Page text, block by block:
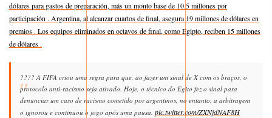
dólares para gastos de preparación, más un monto base de 10.5 millones por
participación . Argentina, al alcanzar cuartos de final, asegura 19 millones de dólares en
premios . Los equipos eliminados en octavos de final, como Egipto, reciben 15 millones
de dólares .
???? A FIFA criou uma regra para que, ao fazer um sinal de X com os braços, o
protocolo anti-racismo seja ativado. Hoje, o técnico do Egito fez o sinal para
denunciar um caso de racismo cometido por argentinos, no entanto, a arbitragem
o ignorou e continuou o jogo após uma pausa. pic.twitter.com/ZXNjdNAF8H